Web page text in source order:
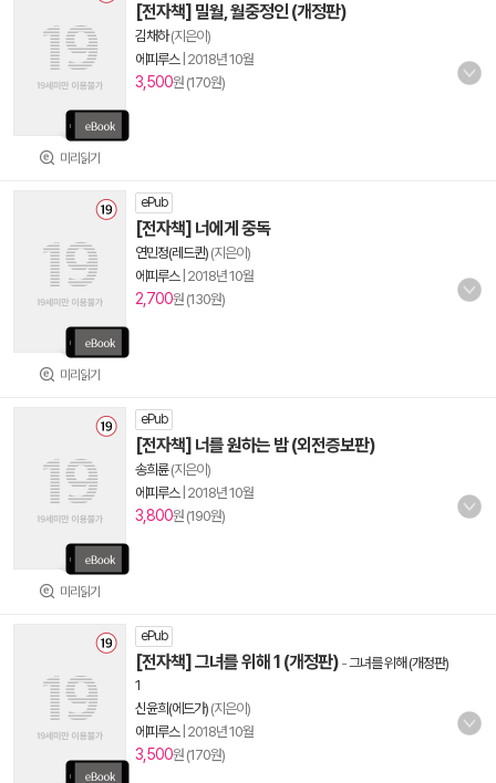
미리읽기
[전자책] 밀월, 월중정인 (개정판)
김채하(지은이)
에피루스| 2018년 10월
3,500원 (170원)
미리읽기
ePub
[전자책] 너에게 중독
연민정(레드퀸) (지은이)
에피루스| 2018년 10월
2,700원 (130원)
미리읽기
ePub
[전자책] 너를 원하는 밤 (외전증보판)
송희륜(지은이)
에피루스| 2018년 10월
3,800원 (190원)
ePub
[전자책] 그녀를 위해 1 (개정판) -그녀를 위해 (개정판)
1
신윤희(에드가) (지은이)
에피루스| 2018년 10월
3,500원 (170원)